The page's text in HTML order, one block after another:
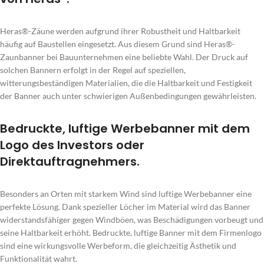
Heras®-Zäune werden aufgrund ihrer Robustheit und Haltbarkeit
häufig auf Baustellen eingesetzt. Aus diesem Grund sind Heras®-
Zaunbanner bei Bauunternehmen eine beliebte Wahl. Der Druck auf
solchen Bannern erfolgt in der Regel auf speziellen,
witterungsbeständigen Materialien, die die Haltbarkeit und Festigkeit
der Banner auch unter schwierigen Außenbedingungen gewährleisten.
Bedruckte, luftige Werbebanner mit dem
Logo des Investors oder
Direktauftragnehmers.
Besonders an Orten mit starkem Wind sind luftige Werbebanner eine
perfekte Lösung. Dank spezieller Löcher im Material wird das Banner
widerstandsfähiger gegen Windböen, was Beschädigungen vorbeugt und
seine Haltbarkeit erhöht. Bedruckte, luftige Banner mit dem Firmenlogo
sind eine wirkungsvolle Werbeform, die gleichzeitig Ästhetik und
Funktionalität wahrt.